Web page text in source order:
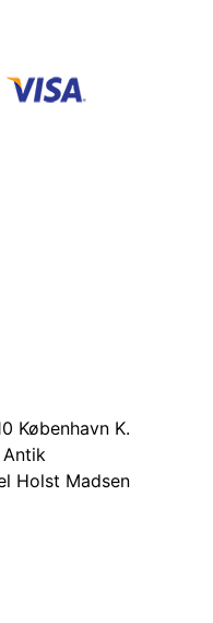
København K.
Antik
Holst Madsen